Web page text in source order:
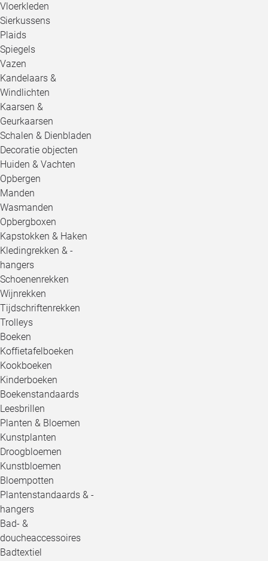
Vloerkleden
Sierkussens
Plaids
Spiegels
Vazen
Kandelaars &
Windlichten
Kaarsen &
Geurkaarsen
Schalen & Dienbladen
Decoratie objecten
Huiden & Vachten
Opbergen
Manden
Wasmanden
Opbergboxen
Kapstokken & Haken
Kledingrekken & -
hangers
Schoenenrekken
Wijnrekken
Tijdschriftenrekken
Trolleys
Boeken
Koffietafelboeken
Kookboeken
Kinderboeken
Boekenstandaards
Leesbrillen
Planten & Bloemen
Kunstplanten
Droogbloemen
Kunstbloemen
Bloempotten
Plantenstandaards & -
hangers
Bad- &
doucheaccessoires
Badtextiel